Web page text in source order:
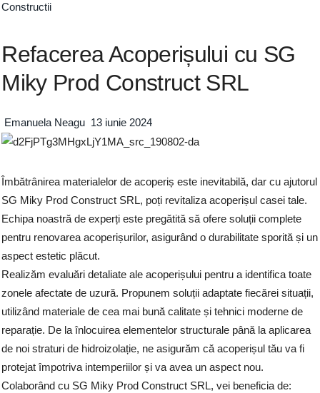
Constructii
Refacerea Acoperișului cu SG
Miky Prod Construct SRL
Emanuela Neagu 13 iunie 2024
Îmbătrânirea materialelor de acoperiș este inevitabilă, dar cu ajutorul
SG Miky Prod Construct SRL, poți revitaliza acoperișul casei tale.
Echipa noastră de experți este pregătită să ofere soluții complete
pentru renovarea acoperișurilor, asigurând o durabilitate sporită și un
aspect estetic plăcut.
Realizăm evaluări detaliate ale acoperișului pentru a identifica toate
zonele afectate de uzură. Propunem soluții adaptate fiecărei situații,
utilizând materiale de cea mai bună calitate și tehnici moderne de
reparație. De la înlocuirea elementelor structurale până la aplicarea
de noi straturi de hidroizolație, ne asigurăm că acoperișul tău va fi
protejat împotriva intemperiilor și va avea un aspect nou.
Colaborând cu SG Miky Prod Construct SRL, vei beneficia de: